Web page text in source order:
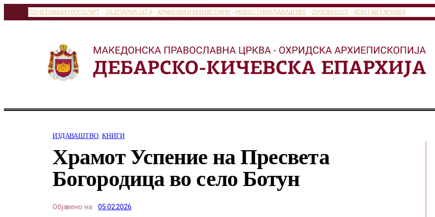
на
ПОЧЕТНАМИТРОПОЛИТ ЗА ЕПАРХИЈАТА ХРАМОВИ И МАНАСТИРИ НОВОСТИИЗДАВАШТВО ДУХОВНОСТ КОНТАКТАРХИВА
ИЗДАВАШТВО, КНИГИ
Храмот Успение на Пресвета
Богородица во село Ботун
Објавено на: 05.02.2026